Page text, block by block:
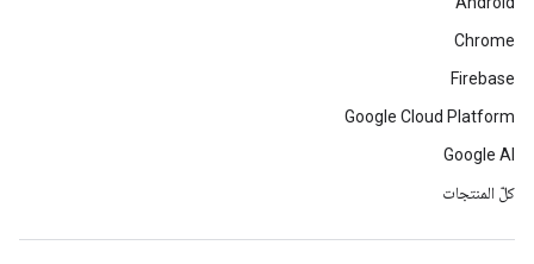
Chrome
Firebase
Google Cloud Platform
Google AI
كلّ المنتجات